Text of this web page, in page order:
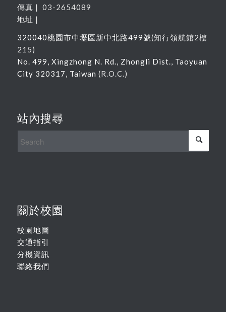
傳真 | 03-2654089
地址 |
320040桃園市中壢區新中北路499號(知行領航館2樓
215)
No. 499, Xingzhong N. Rd., Zhongli Dist., Taoyuan
City 320317, Taiwan (R.O.C.)
站內搜尋
關於校園
校園地圖
交通指引
分機資訊
聯絡我們